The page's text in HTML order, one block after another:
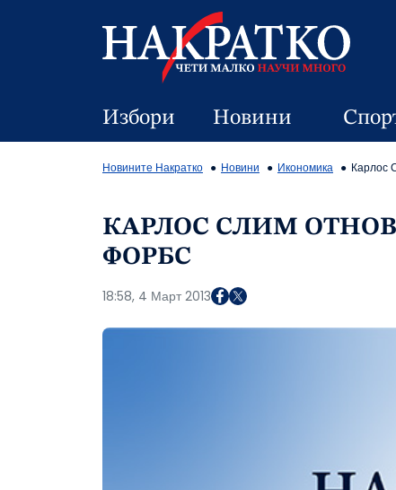
Избори Новини
Новините Накратко Новини Икономика Карлос
КАРЛОС СЛИМ
ФОРБС
18:58, 4 Март 2013